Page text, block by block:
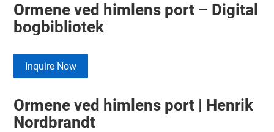
Ormene ved himlens port – Digital
bogbibliotek
Inquire Now
Ormene ved himlens port | Henrik
Nordbrandt